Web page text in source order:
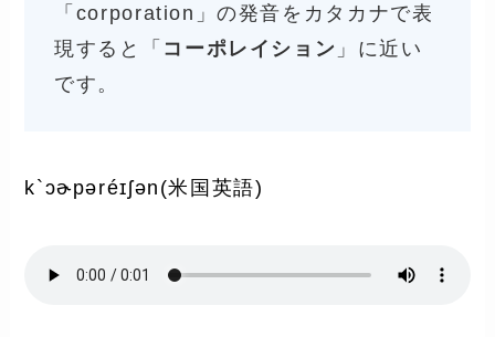
「corporation」の発音をカタカナで表
現すると「 コーポレイション 」に近い
です。
k`ɔɚpəréɪʃən(米国英語)